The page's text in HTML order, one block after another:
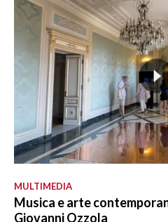
MULTIMEDIA
Musica e arte
Giovanni Ozzola